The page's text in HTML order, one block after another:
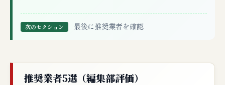
次のセクション 最後に推奨業者を確認
推奨業者5選（編集部評価）